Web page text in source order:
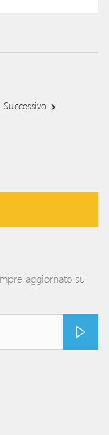
Successivo 
aggiornato su